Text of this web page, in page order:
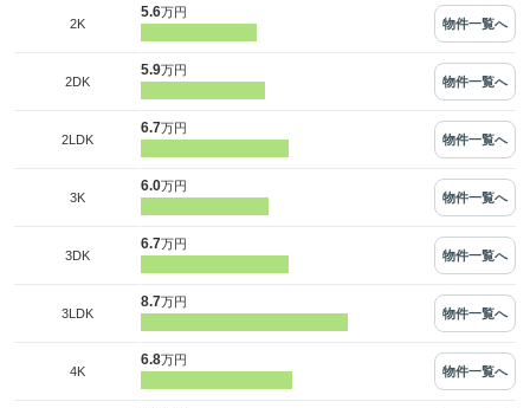
2K
5.6万円
物件一覧へ
2DK
5.9万円
物件一覧へ
2LDK
6.7万円
物件一覧へ
3K
6.0万円
物件一覧へ
3DK
6.7万円
物件一覧へ
3LDK
8.7万円
物件一覧へ
4K
6.8万円
物件一覧へ